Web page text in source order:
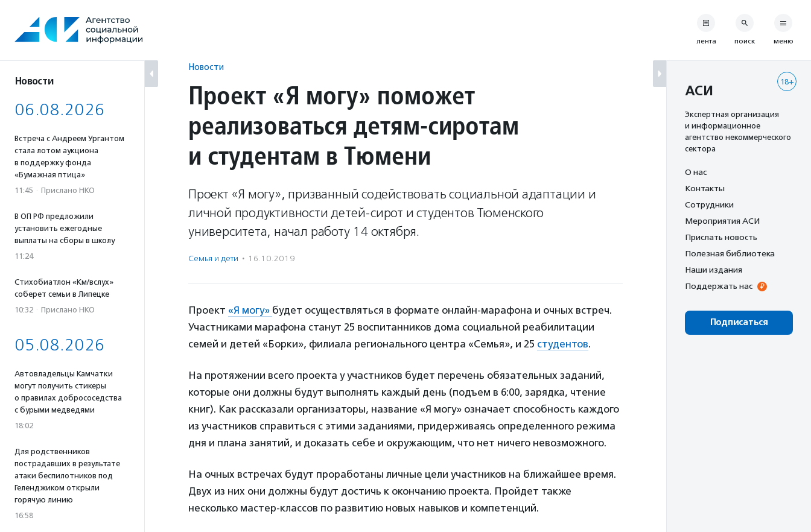
содержанию
Новости
06.08.2026
Встреча с Андреем Ургантом
стала лотом аукциона
в поддержку фонда
«Бумажная птица»
11:45 · Прислано НКО
В ОП РФ предложили
установить ежегодные
выплаты на сборы в школу
11:24
Стихобиатлон «Км/вслух»
соберет семьи в Липецке
10:32 · Прислано НКО
05.08.2026
Автовладельцы Камчатки
могут получить стикеры
о правилах добрососедства
с бурыми медведями
18:02
Для родственников
пострадавших в результате
атаки беспилотников под
Геленджиком открыли
горячую линию
16:58
Новости
Проект «Я могу» поможет
реализоваться детям-сиротам
и студентам в Тюмени
Проект «Я могу», призванный содействовать социальной адаптации и
личной продуктивности детей-сирот и студентов Тюменского
университета, начал работу 14 октября.
Семья и дети · 16.10.2019
Проект «Я могу» будет осуществляться в формате онлайн-марафона и очных встреч.
Участниками марафона станут 25 воспитанников дома социальной реабилитации
семей и детей «Борки», филиала регионального центра «Семья», и 25 студентов.
На протяжении всего проекта у участников будет перечень обязательных заданий,
которые они должны будут выполнять каждый день (подъем в 6:00, зарядка, чтение
книг). Как рассказали организаторы, название «Я могу» означает способность каждого
из участников справиться с этими заданиями, придерживаясь определенного режима
дня и плана занятий, и доказать себе и окружающим, что нет ничего невозможного.
На очных встречах будут проработаны личные цели участников на ближайшее время.
Двух из них они должны будут достичь к окончанию проекта. Пройдет также
несколько мастер-классов по развитию новых навыков и компетенций.
лента поиск меню
18+
АСИ
Экспертная организация
и информационное
агентство некоммерческого
сектора
О нас
Контакты
Сотрудники
Мероприятия АСИ
Прислать новость
Полезная библиотека
Наши издания
Поддержать нас
Подписаться